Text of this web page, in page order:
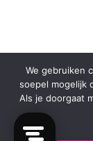
© 2014-
We gebruiken
soepel mogelijk
Als je doorgaat